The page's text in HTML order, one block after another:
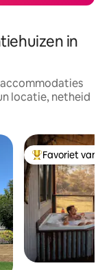
in
locatie, netheid
Topfavoriet van
Favoriet van